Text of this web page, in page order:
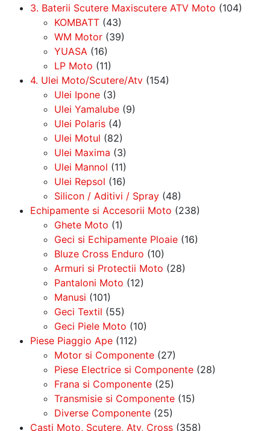
3. Baterii Scutere Maxiscutere ATV Moto (104)
KOMBATT (43)
WM Motor (39)
YUASA (16)
LP Moto (11)
4. Ulei Moto/Scutere/Atv (154)
Ulei Ipone (3)
Ulei Yamalube (9)
Ulei Polaris (4)
Ulei Motul (82)
Ulei Maxima (3)
Ulei Mannol (11)
Ulei Repsol (16)
Silicon / Aditivi / Spray (48)
Echipamente si Accesorii Moto (238)
Ghete Moto (1)
Geci si Echipamente Ploaie (16)
Bluze Cross Enduro (10)
Armuri si Protectii Moto (28)
Pantaloni Moto (12)
Manusi (101)
Geci Textil (55)
Geci Piele Moto (10)
Piese Piaggio Ape (112)
Motor si Componente (27)
Piese Electrice si Componente (28)
Frana si Componente (25)
Transmisie si Componente (15)
Diverse Componente (25)
Casti Moto, Scutere, Atv, Cross (358)